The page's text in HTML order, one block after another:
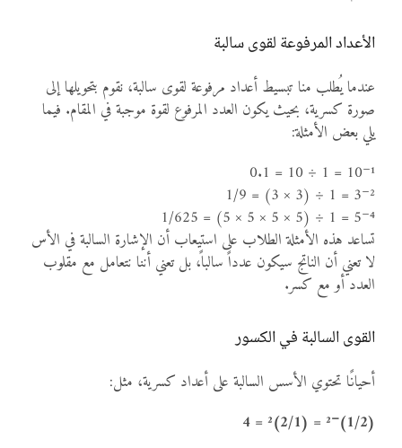
الأعداد المرفوعة لقوى سالبة
عندما يُطلب منا تبسيط أعداد مرفوعة لقوى سالبة، نقوم بتحويلها إلى
صورة كسرية، بحيث يكون العدد المرفوع لقوة موجبة في المقام. فيما
يلي بعض الأمثلة:
10⁻¹ = 1 ÷ 10 = 0.1
3⁻² = 1 ÷ (3 × 3) = 1/9
5⁻⁴ = 1 ÷ (5 × 5 × 5 × 5) = 1/625
تساعد هذه الأمثلة الطلاب على استيعاب أن الإشارة السالبة في الأس
لا تعني أن الناتج سيكون عدداً سالباً، بل تعني أننا نتعامل مع مقلوب
العدد أو مع كسر.
القوى السالبة في الكسور
أحيانًا تحتوي الأسس السالبة على أعداد كسرية، مثل:
(1/2)⁻² = (2/1)² = 4